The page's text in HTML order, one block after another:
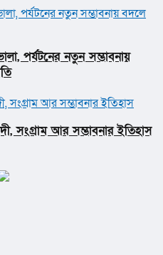
পর্যটনের নতুন সম্ভাবনায়
সংগ্রাম আর সম্ভাবনার ইতিহাস